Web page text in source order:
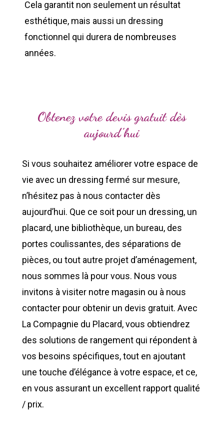
Cela garantit non seulement un résultat
esthétique, mais aussi un dressing
fonctionnel qui durera de nombreuses
années.
Obtenez votre devis gratuit dès
aujourd’hui
Si vous souhaitez améliorer votre espace de
vie avec un dressing fermé sur mesure,
n’hésitez pas à nous contacter dès
aujourd’hui. Que ce soit pour un dressing, un
placard, une bibliothèque, un bureau, des
portes coulissantes, des séparations de
pièces, ou tout autre projet d’aménagement,
nous sommes là pour vous. Nous vous
invitons à visiter notre magasin ou à nous
contacter pour obtenir un devis gratuit. Avec
La Compagnie du Placard, vous obtiendrez
des solutions de rangement qui répondent à
vos besoins spécifiques, tout en ajoutant
une touche d’élégance à votre espace, et ce,
en vous assurant un excellent rapport qualité
/ prix.